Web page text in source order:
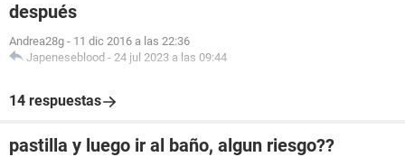
después
Andrea28g - 11 dic 2016 a las 22:36
Japeneseblood - 24 jul 2023 a las 09:44
14 respuestas
pastilla y luego ir al baño, algun riesgo??